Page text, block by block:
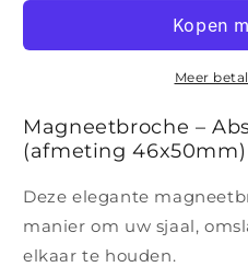
Abstract
Abstract
grijstinten
Meer
Magneetbroche –
(afmeting 46x50mm)
Deze elegante
manier om uw sjaal,
elkaar te houden.